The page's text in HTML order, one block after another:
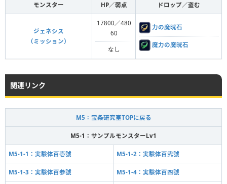
モンスター HP／弱点 ドロップ／盗む
ジェネシス
（ミッション）
17800／480
60
なし
力の魔晄石
魔力の魔晄石
関連リンク
M5：宝条研究室TOPに戻る
M5-1：サンプルモンスターLv1
M5-1-1：実験体百壱號 M5-1-2：実験体百弐號
M5-1-3：実験体百参號 M5-1-4：実験体百四號